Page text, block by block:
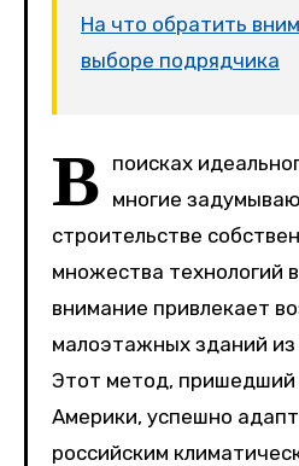
На что обратить
выборе подрядчика
В поисках
многие
строительстве
множества технологий
внимание привлекает
малоэтажных зданий
Этот метод, пришедший
Америки, успешно
российским